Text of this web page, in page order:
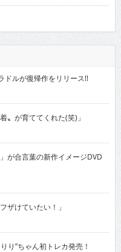
ドルが復帰作をリリース!!
が育ててくれた(笑)」
が合言葉の新作イメージDVD
ザけていたい！」
”ちゃん初トレカ発売！